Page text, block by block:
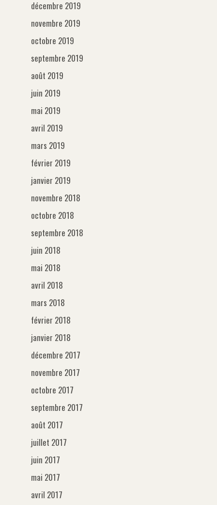
décembre 2019
novembre 2019
octobre 2019
septembre 2019
août 2019
juin 2019
mai 2019
avril 2019
mars 2019
février 2019
janvier 2019
novembre 2018
octobre 2018
septembre 2018
juin 2018
mai 2018
avril 2018
mars 2018
février 2018
janvier 2018
décembre 2017
novembre 2017
octobre 2017
septembre 2017
août 2017
juillet 2017
juin 2017
mai 2017
avril 2017